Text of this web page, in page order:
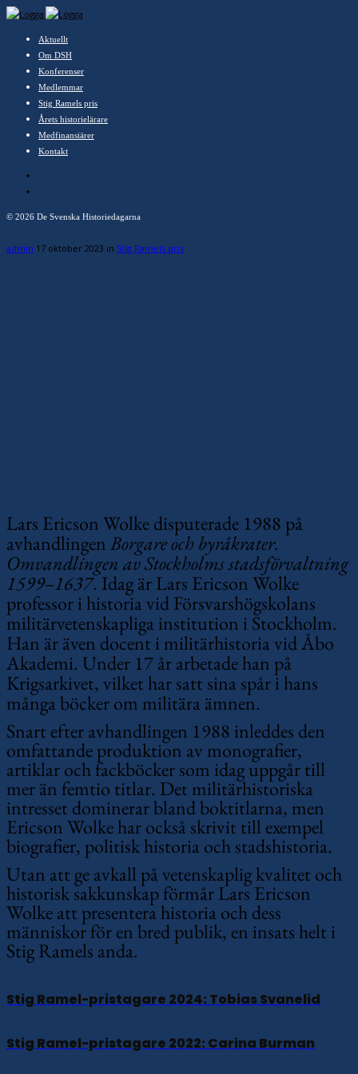
Aktuellt
Om DSH
Konferenser
Medlemmar
Stig Ramels pris
Årets historielärare
Medfinansiärer
Kontakt
© 2026 De Svenska Historiedagarna
admin 17 oktober 2023 in Stig Ramels pris
Lars Ericson Wolke disputerade 1988 på
avhandlingenBorgare och byråkrater.
Omvandlingen av Stockholms stadsförvaltning
1599–1637. Idag är Lars Ericson Wolke
professor i historia vid Försvarshögskolans
militärvetenskapliga institution i Stockholm.
Han är även docent i militärhistoria vid Åbo
Akademi. Under 17 år arbetade han på
Krigsarkivet, vilket har satt sina spår i hans
många böcker om militära ämnen.
Snart efter avhandlingen 1988 inleddes den
omfattande produktion av monografier,
artiklar och fackböcker som idag uppgår till
mer än femtio titlar. Det militärhistoriska
intresset dominerar bland boktitlarna, men
Ericson Wolke har också skrivit till exempel
biografier, politisk historia och stadshistoria.
Utan att ge avkall på vetenskaplig kvalitet och
historisk sakkunskap förmår Lars Ericson
Wolke att presentera historia och dess
människor för en bred publik, en insats helt i
Stig Ramels anda.
Stig Ramel-pristagare 2024: Tobias Svanelid
Stig Ramel-pristagare 2022: Carina Burman